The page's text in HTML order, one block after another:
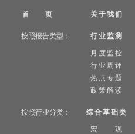
健康医疗
教育培训
新一代信息技术
首 页 关于我们
按照报告类型： 行业监测
月度监控
行业周评
热点专题
政策解读
按照行业分类： 综合基础类
宏 观